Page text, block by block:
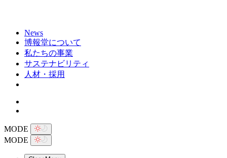
News
博報堂について
私たちの事業
サステナビリティ
人材・採用
MODE
MODE